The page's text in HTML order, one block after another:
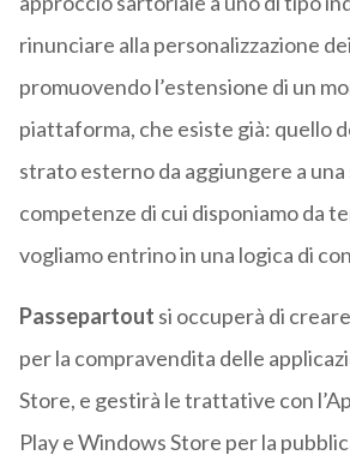
rinunciare alla personalizzazione
promuovendo l’estensione di un
piattaforma, che esiste già: quello
strato esterno da aggiungere a una
competenze di cui disponiamo da
vogliamo entrino in una logica di
Passepartout si occuperà di
per la compravendita delle
Store, e gestirà le trattative con
Play e Windows Store per la